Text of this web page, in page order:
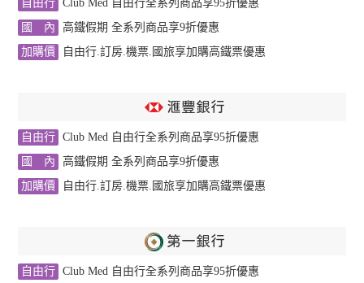
自由行
Club Med 自由行全系列商品享95折優惠
國 內
高鐵假期 全系列商品享9折優惠
加購價
自由行.訂房.機票.國旅享加購高鐵票優惠
滙豐銀行
自由行
Club Med 自由行全系列商品享95折優惠
國 內
高鐵假期 全系列商品享9折優惠
加購價
自由行.訂房.機票.國旅享加購高鐵票優惠
第一銀行
自由行
Club Med 自由行全系列商品享95折優惠